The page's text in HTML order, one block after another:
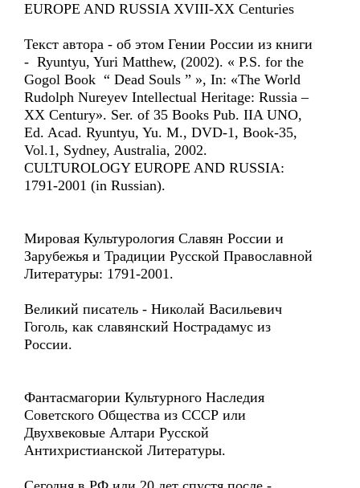
EUROPE AND RUSSIA XVIII-XX Centuries
Текст автора - об этом Гении России из книги
- Ryuntyu, Yuri Matthew, (2002). « P.S. for the
Gogol Book “ Dead Souls ” », In: «The World
Rudolph Nureyev Intellectual Heritage: Russia –
XX Century». Ser. of 35 Books Pub. IIA UNO,
Ed. Acad. Ryuntyu, Yu. M., DVD-1, Book-35,
Vol.1, Sydney, Australia, 2002.
CULTUROLOGY EUROPE AND RUSSIA:
1791-2001 (in Russian).
Мировая Культурология Славян России и
Зарубежья и Традиции Русской Православной
Литературы: 1791-2001.
Великий писатель - Николай Васильевич
Гоголь, как славянский Нострадамус из
России.
Фантасмагории Культурного Наследия
Советского Общества из СССР или
Двухвековые Алтари Русской
Антихристианской Литературы.